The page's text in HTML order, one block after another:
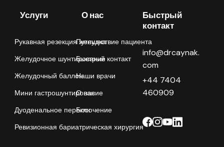
Услуги
Рукавная резекция желудка
Желудочное шунтирование
Желудочный баллон
Мини гастрошунтирование
Дуоденальное переключение
Ревизионная бариатрическая хирургия
О нас
Путешествие пациента
Быстрый контакт
Наши врачи
О нас
Блог
Быстрый
контакт
info@drcaynak.
com
+44 7404
460909